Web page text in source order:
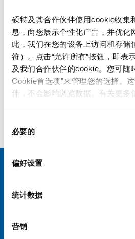
硕特及其合作伙伴使用cookie收集
息，向您展示个性化广告，并优化
此，我们在您的设备上访问和存储
符）。点击“允许所有”按钮，即表
及我们合作伙伴的cookie。您可随
Cookie首选项”来管理您的选择。
伴，不会影响浏览数据。有关更多
选
必要的
偏好设置
统计数据
营销